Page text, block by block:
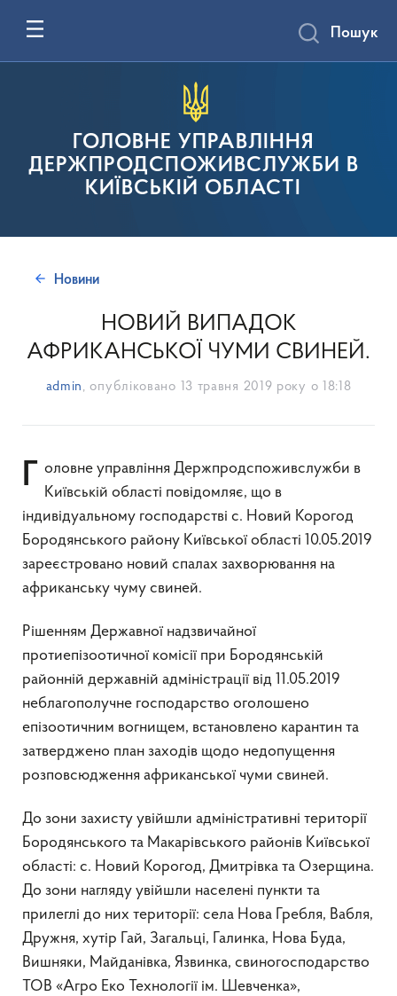
ГОЛОВНЕ УПРАВЛІННЯ
ДЕРЖПРОДСПОЖИВСЛУЖБИ В
КИЇВСЬКІЙ ОБЛАСТІ
Пошук
Новини
НОВИЙ ВИПАДОК
АФРИКАНСЬКОЇ ЧУМИ СВИНЕЙ.
admin , опубліковано 13 травня 2019 року о 18:18
Головне управління Держпродспоживслужби в
Київській області повідомляє, що в
індивідуальному господарстві с. Новий Корогод
Бородянського району Київської області 10.05.2019
зареєстровано новий спалах захворювання на
африканську чуму свиней.
Рішенням Державної надзвичайної
протиепізоотичної комісії при Бородянській
районній державній адміністрації від 11.05.2019
неблагополучне господарство оголошено
епізоотичним вогнищем, встановлено карантин та
затверджено план заходів щодо недопущення
розповсюдження африканської чуми свиней.
До зони захисту увійшли адміністративні території
Бородянського та Макарівського районів Київської
області: с. Новий Корогод, Дмитрівка та Озерщина.
До зони нагляду увійшли населені пункти та
прилеглі до них території: села Нова Гребля, Вабля,
Дружня, хутір Гай, Загальці, Галинка, Нова Буда,
Вишняки, Майданівка, Язвинка, свиногосподарство
ТОВ «Агро Еко Технології ім. Шевченка»,